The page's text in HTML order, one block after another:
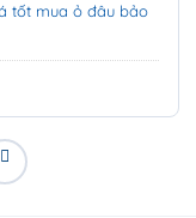
tốt mua ỏ đâu bảo